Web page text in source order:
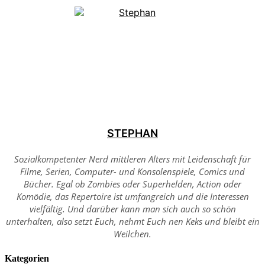
STEPHAN
Sozialkompetenter Nerd mittleren Alters mit Leidenschaft für
Filme, Serien, Computer- und Konsolenspiele, Comics und
Bücher. Egal ob Zombies oder Superhelden, Action oder
Komödie, das Repertoire ist umfangreich und die Interessen
vielfältig. Und darüber kann man sich auch so schön
unterhalten, also setzt Euch, nehmt Euch nen Keks und bleibt ein
Weilchen.
Kategorien